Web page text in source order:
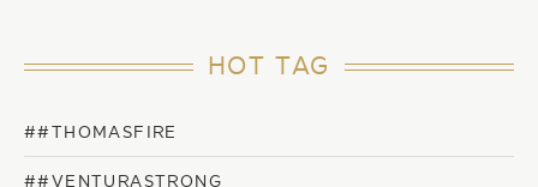
HOT TAG
##THOMASFIRE
##VENTURASTRONG